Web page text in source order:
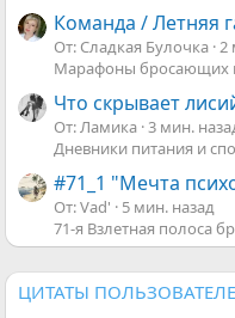
Команда / Летняя
От: Сладкая Булочка 2
Марафоны бросающих
Что скрывает
От: Ламика 3 мин.
Дневники питания и
#71_1 "Мечта
От: Vad'
5 мин. назад
71-я Взлетная полоса
ЦИТАТЫ